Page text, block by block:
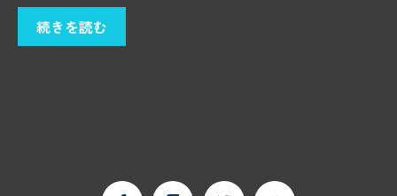
続きを読む